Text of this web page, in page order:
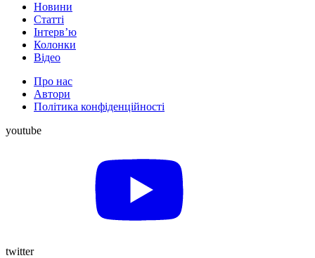
Новини
Статті
Інтерв’ю
Колонки
Відео
Про нас
Автори
Політика конфіденційності
youtube
twitter